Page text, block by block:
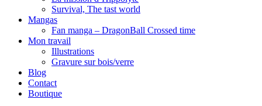
Survival, The tast world
Mangas
Fan manga – DragonBall Crossed time
Mon travail
Illustrations
Gravure sur bois/verre
Blog
Contact
Boutique